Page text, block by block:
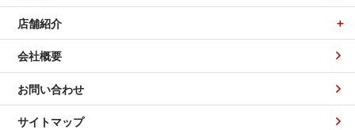
店舗紹介
会社概要
お問い合わせ
サイトマップ